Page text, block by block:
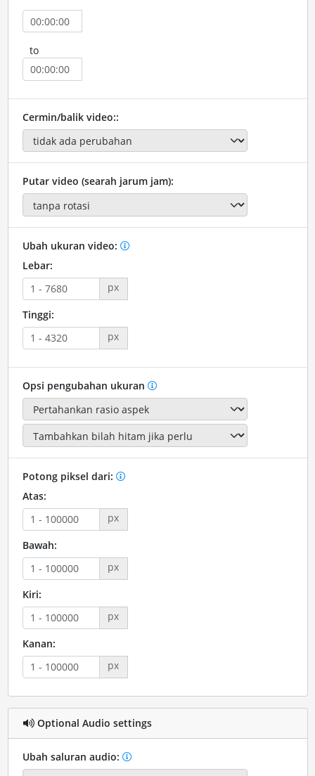
to
Cermin/balik video::
Putar video (searah jarum jam):
Ubah ukuran video:
Lebar:
px
Tinggi:
px
Opsi pengubahan ukuran
Potong piksel dari:
Atas:
px
Bawah:
px
Kiri:
px
Kanan:
px
Optional Audio settings
Ubah saluran audio: